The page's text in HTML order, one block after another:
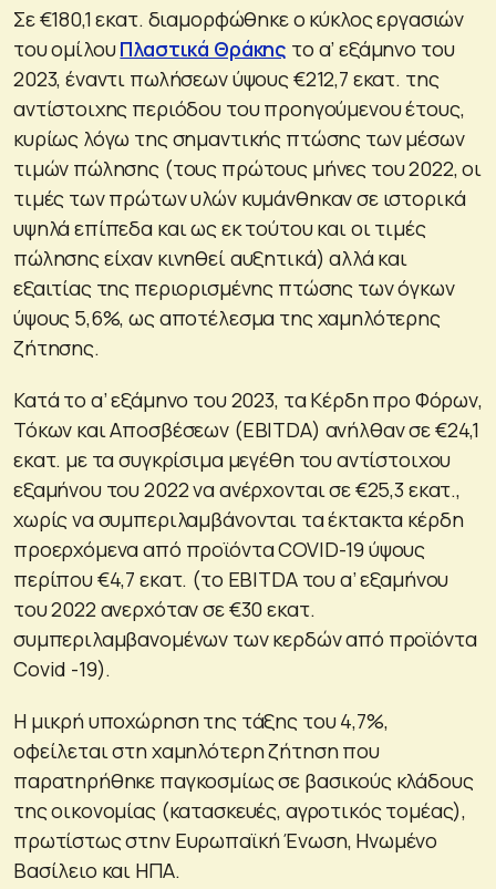
Σε €180,1 εκατ. διαμορφώθηκε ο κύκλος εργασιών
του ομίλουΠλαστικά Θράκης το α’ εξάμηνο του
2023, έναντι πωλήσεων ύψους €212,7 εκατ. της
αντίστοιχης περιόδου του προηγούμενου έτους,
κυρίως λόγω της σημαντικής πτώσης των μέσων
τιμών πώλησης (τους πρώτους μήνες του 2022, οι
τιμές των πρώτων υλών κυμάνθηκαν σε ιστορικά
υψηλά επίπεδα και ως εκ τούτου και οι τιμές
πώλησης είχαν κινηθεί αυξητικά) αλλά και
εξαιτίας της περιορισμένης πτώσης των όγκων
ύψους 5,6%, ως αποτέλεσμα της χαμηλότερης
ζήτησης.
Κατά το α’ εξάμηνο του 2023, τα Κέρδη προ Φόρων,
Τόκων και Αποσβέσεων (EBITDA) ανήλθαν σε €24,1
εκατ. με τα συγκρίσιμα μεγέθη του αντίστοιχου
εξαμήνου του 2022 να ανέρχονται σε €25,3 εκατ.,
χωρίς να συμπεριλαμβάνονται τα έκτακτα κέρδη
προερχόμενα από προϊόντα COVID-19 ύψους
περίπου €4,7 εκατ. (το ΕΒΙΤDA του α’ εξαμήνου
του 2022 ανερχόταν σε €30 εκατ.
συμπεριλαμβανομένων των κερδών από προϊόντα
Covid -19).
Η μικρή υποχώρηση της τάξης του 4,7%,
οφείλεται στη χαμηλότερη ζήτηση που
παρατηρήθηκε παγκοσμίως σε βασικούς κλάδους
της οικονομίας (κατασκευές, αγροτικός τομέας),
πρωτίστως στην Ευρωπαϊκή Ένωση, Ηνωμένο
Βασίλειο και ΗΠΑ.